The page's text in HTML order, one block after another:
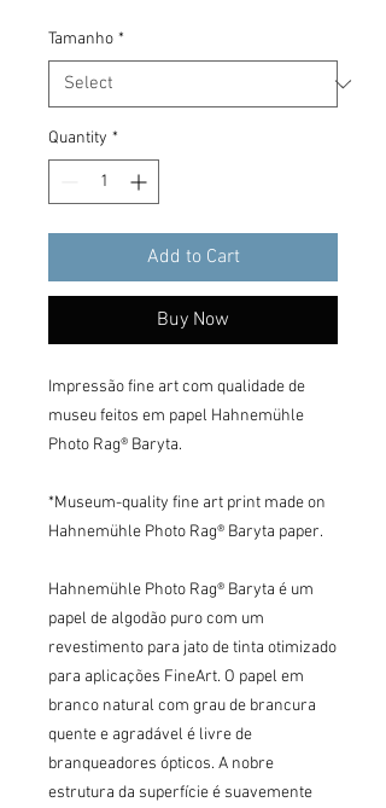
Tamanho *
Quantity *
Add to Cart
Buy Now
Impressão fine art com qualidade de
museu feitos em papel Hahnemühle
Photo Rag® Baryta.
*Museum-quality fine art print made on
Hahnemühle Photo Rag® Baryta paper.
Hahnemühle Photo Rag® Baryta é um
papel de algodão puro com um
revestimento para jato de tinta otimizado
para aplicações FineArt. O papel em
branco natural com grau de brancura
quente e agradável é livre de
branqueadores ópticos. A nobre
estrutura da superfície é suavemente